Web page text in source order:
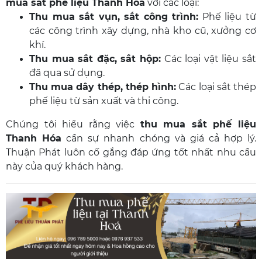
mua sắt phế liệu Thanh Hóa với các loại:
Thu mua sắt vụn, sắt công trình: Phế liệu từ
các công trình xây dựng, nhà kho cũ, xưởng cơ
khí.
Thu mua sắt đặc, sắt hộp: Các loại vật liệu sắt
đã qua sử dụng.
Thu mua dây thép, thép hình: Các loại sắt thép
phế liệu từ sản xuất và thi công.
Chúng tôi hiểu rằng việc thu mua sắt phế liệu
Thanh Hóa cần sự nhanh chóng và giá cả hợp lý.
Thuận Phát luôn cố gắng đáp ứng tốt nhất nhu cầu
này của quý khách hàng.